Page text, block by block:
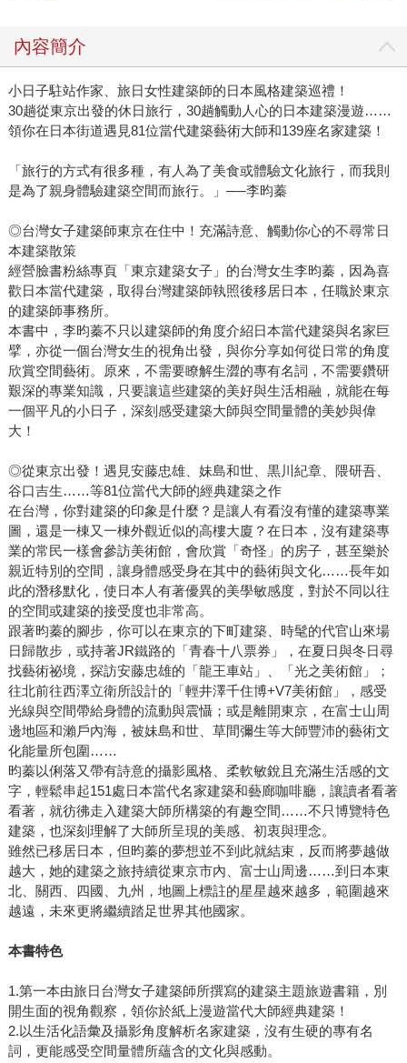
內容簡介
小日子駐站作家、旅日女性建築師的日本風格建築巡禮！
30趟從東京出發的休日旅行，30趟觸動人心的日本建築漫遊……
領你在日本街道遇見81位當代建築藝術大師和139座名家建築！
「旅行的方式有很多種，有人為了美食或體驗文化旅行，而我則
是為了親身體驗建築空間而旅行。」──李昀蓁
◎台灣女子建築師東京在住中！充滿詩意、觸動你心的不尋常日
本建築散策
經營臉書粉絲專頁「東京建築女子」的台灣女生李昀蓁，因為喜
歡日本當代建築，取得台灣建築師執照後移居日本，任職於東京
的建築師事務所。
本書中，李昀蓁不只以建築師的角度介紹日本當代建築與名家巨
擘，亦從一個台灣女生的視角出發，與你分享如何從日常的角度
欣賞空間藝術。原來，不需要瞭解生澀的專有名詞，不需要鑽研
艱深的專業知識，只要讓這些建築的美好與生活相融，就能在每
一個平凡的小日子，深刻感受建築大師與空間量體的美妙與偉
大！
◎從東京出發！遇見安藤忠雄、妹島和世、黒川紀章、隈研吾、
谷口吉生……等81位當代大師的經典建築之作
在台灣，你對建築的印象是什麼？是讓人有看沒有懂的建築專業
圖，還是一棟又一棟外觀近似的高樓大廈？在日本，沒有建築專
業的常民一樣會參訪美術館，會欣賞「奇怪」的房子，甚至樂於
親近特別的空間，讓身體感受身在其中的藝術與文化……長年如
此的潛移默化，使日本人有著優異的美學敏感度，對於不同以往
的空間或建築的接受度也非常高。
跟著昀蓁的腳步，你可以在東京的下町建築、時髦的代官山來場
日歸散步，或持著JR鐵路的「青春十八票券」，在夏日與冬日尋
找藝術祕境，探訪安藤忠雄的「龍王車站」、「光之美術館」；
往北前往西澤立衛所設計的「輕井澤千住博+V7美術館」，感受
光線與空間帶給身體的流動與震懾；或是離開東京，在富士山周
邊地區和瀨戶內海，被妹島和世、草間彌生等大師豐沛的藝術文
化能量所包圍……
昀蓁以俐落又帶有詩意的攝影風格、柔軟敏銳且充滿生活感的文
字，輕鬆串起151處日本當代名家建築和藝廊咖啡廳，讓讀者看著
看著，就彷彿走入建築大師所構築的有趣空間……不只博覽特色
建築，也深刻理解了大師所呈現的美感、初衷與理念。
雖然已移居日本，但昀蓁的夢想並不到此就結束，反而將夢越做
越大，她的建築之旅持續從東京市內、富士山周邊……到日本東
北、關西、四國、九州，地圖上標註的星星越來越多，範圍越來
越遠，未來更將繼續踏足世界其他國家。
本書特色
1.第一本由旅日台灣女子建築師所撰寫的建築主題旅遊書籍，別
開生面的視角觀察，領你於紙上漫遊當代大師經典建築！
2.以生活化語彙及攝影角度解析名家建築，沒有生硬的專有名
詞，更能感受空間量體所蘊含的文化與感動。